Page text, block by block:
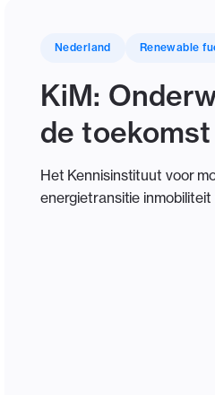
Nederland Renewable
KiM:
de
Het Kennisinstituut voor
energietransitie